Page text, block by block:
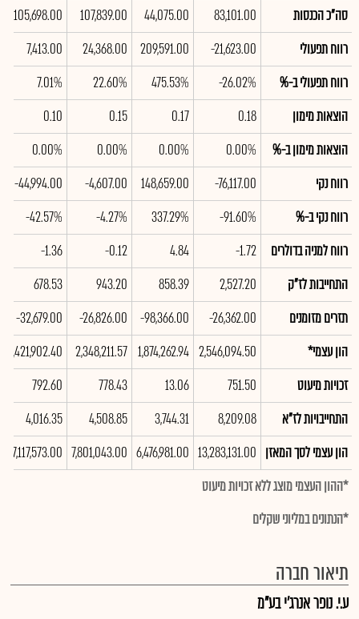
סה"כ הכנסות
83,101.00
44,075.00
107,839.00
105,698.00
רווח תפעולי
-21,623.00
209,591.00
24,368.00
7,413.00
רווח תפעולי ב-%
-26.02%
475.53%
22.60%
7.01%
הוצאות מימון
0.18
0.17
0.15
0.10
הוצאות מימון ב-%
0.00%
0.00%
0.00%
0.00%
רווח נקי
-76,117.00
148,659.00
-4,607.00
-44,994.00
רווח נקי ב-%
-91.60%
337.29%
-4.27%
-42.57%
רווח למניה בדולרים
-1.72
4.84
-0.12
-1.36
התחייבות לז"ק
2,527.20
858.39
943.20
678.53
תזרים מזומנים
-26,362.00
-98,366.00
-26,826.00
-32,679.00
הון עצמי*
2,546,094.50
1,874,262.94
2,348,211.57
2,421,902.40
זכויות מיעוט
751.50
13.06
778.43
792.60
התחייבויות לז"א
8,209.08
3,744.31
4,508.85
4,016.35
הון עצמי לסך המאזן 13,283,131.00
6,476,981.00
7,801,043.00
7,117,573.00
*ההון העצמי מוצג ללא זכויות מיעוט
*הנתונים במליוני שקלים
תיאור חברה
ע.י. נופר אנרג'י בע"מ